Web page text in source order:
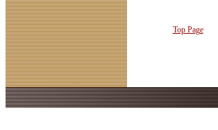
Top Page